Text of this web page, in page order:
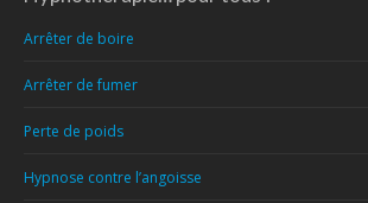
Arrêter de boire
Arrêter de fumer
Perte de poids
Hypnose contre l’angoisse